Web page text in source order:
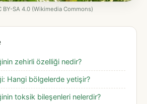
SA 4.0 (Wikimedia Commons)
zehirli özelliği nedir?
Hangi bölgelerde yetişir?
toksik bileşenleri nelerdir?